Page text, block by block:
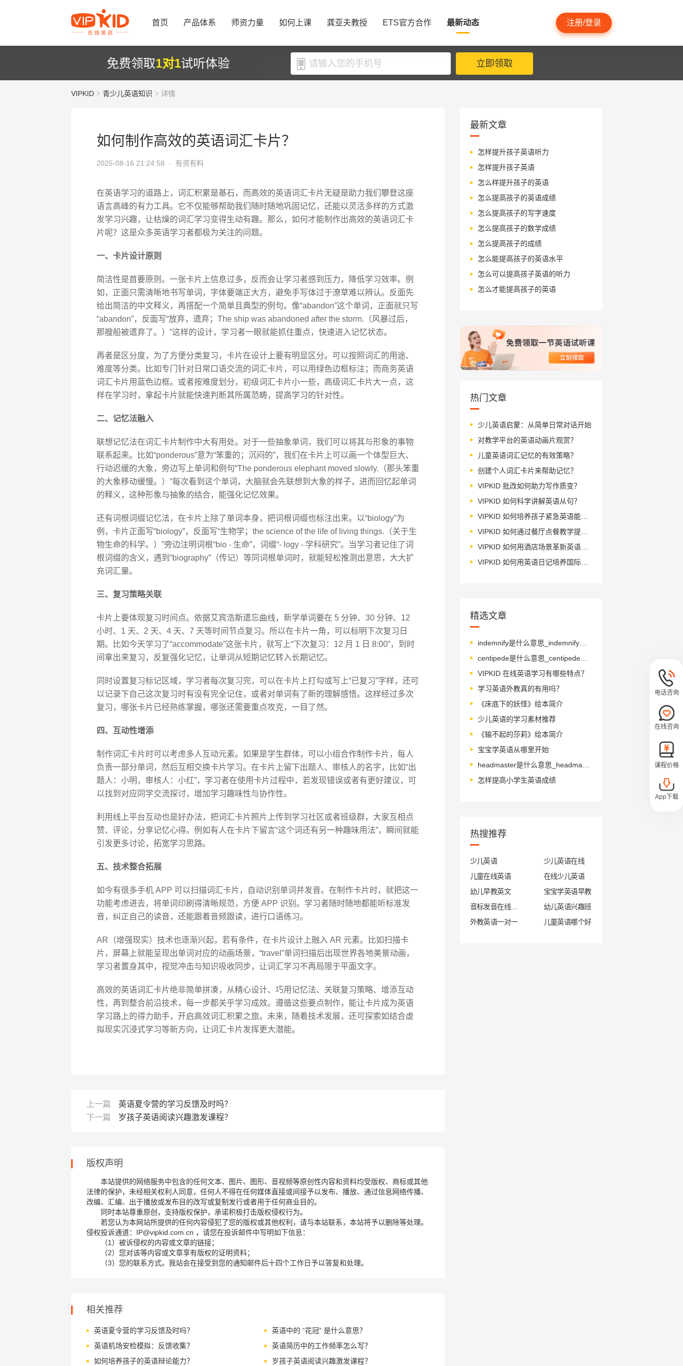
首页 产品体系 师资力量 如何上课 龚亚夫教授 ETS官方合作 最新动态 注册/登录
免费领取1对1试听体验 立即领取
VIPKID 青少儿英语知识 详情
如何制作高效的英语词汇卡片？
2025-08-16 21:24:58 · 有资有料
在英语学习的道路上，词汇积累是基石，而高效的英语词汇卡片无疑是助力我们攀登这座
语言高峰的有力工具。它不仅能够帮助我们随时随地巩固记忆，还能以灵活多样的方式激
发学习兴趣，让枯燥的词汇学习变得生动有趣。那么，如何才能制作出高效的英语词汇卡
片呢？这是众多英语学习者都极为关注的问题。
一、卡片设计原则
简洁性是首要原则。一张卡片上信息过多，反而会让学习者感到压力，降低学习效率。例
如，正面只需清晰地书写单词，字体要端正大方，避免手写体过于潦草难以辨认。反面先
给出简洁的中文释义，再搭配一个简单且典型的例句。像“abandon”这个单词，正面就只写
“abandon”，反面写“放弃，遗弃；The ship was abandoned after the storm.（风暴过后，
那艘船被遗弃了。）”这样的设计，学习者一眼就能抓住重点，快速进入记忆状态。
再者是区分度，为了方便分类复习，卡片在设计上要有明显区分。可以按照词汇的用途、
难度等分类。比如专门针对日常口语交流的词汇卡片，可以用绿色边框标注；而商务英语
词汇卡片用蓝色边框。或者按难度划分，初级词汇卡片小一些，高级词汇卡片大一点，这
样在学习时，拿起卡片就能快速判断其所属范畴，提高学习的针对性。
二、记忆法融入
联想记忆法在词汇卡片制作中大有用处。对于一些抽象单词，我们可以将其与形象的事物
联系起来。比如“ponderous”意为“笨重的；沉闷的”，我们在卡片上可以画一个体型巨大、
行动迟缓的大象，旁边写上单词和例句“The ponderous elephant moved slowly.（那头笨重
的大象移动缓慢。）”每次看到这个单词，大脑就会先联想到大象的样子，进而回忆起单词
的释义，这种形象与抽象的结合，能强化记忆效果。
还有词根词缀记忆法，在卡片上除了单词本身，把词根词缀也标注出来。以“biology”为
例，卡片正面写“biology”，反面写“生物学；the science of the life of living things.（关于生
物生命的科学。）”旁边注明词根“bio - 生命”，词缀“- logy - 学科研究”。当学习者记住了词
根词缀的含义，遇到“biography”（传记）等同词根单词时，就能轻松推测出意思，大大扩
充词汇量。
三、复习策略关联
卡片上要体现复习时间点。依据艾宾浩斯遗忘曲线，新学单词要在 5 分钟、30 分钟、12
小时、1 天、2 天、4 天、7 天等时间节点复习。所以在卡片一角，可以标明下次复习日
期。比如今天学习了“accommodate”这张卡片，就写上“下次复习：12 月 1 日 8:00”，到时
间拿出来复习，反复强化记忆，让单词从短期记忆转入长期记忆。
同时设置复习标记区域，学习者每次复习完，可以在卡片上打勾或写上“已复习”字样，还可
以记录下自己这次复习时有没有完全记住，或者对单词有了新的理解感悟。这样经过多次
复习，哪张卡片已经熟练掌握，哪张还需要重点攻克，一目了然。
四、互动性增添
制作词汇卡片时可以考虑多人互动元素。如果是学生群体，可以小组合作制作卡片，每人
负责一部分单词，然后互相交换卡片学习。在卡片上留下出题人、审核人的名字，比如“出
题人：小明，审核人：小红”，学习者在使用卡片过程中，若发现错误或者有更好建议，可
以找到对应同学交流探讨，增加学习趣味性与协作性。
利用线上平台互动也是好办法，把词汇卡片照片上传到学习社区或者班级群，大家互相点
赞、评论，分享记忆心得。例如有人在卡片下留言“这个词还有另一种趣味用法”，瞬间就能
引发更多讨论，拓宽学习思路。
五、技术整合拓展
如今有很多手机 APP 可以扫描词汇卡片，自动识别单词并发音。在制作卡片时，就把这一
功能考虑进去，将单词印刷得清晰规范，方便 APP 识别。学习者随时随地都能听标准发
音，纠正自己的读音，还能跟着音频跟读，进行口语练习。
AR（增强现实）技术也逐渐兴起，若有条件，在卡片设计上融入 AR 元素。比如扫描卡
片，屏幕上就能呈现出单词对应的动画场景，“travel”单词扫描后出现世界各地美景动画，
学习者置身其中，视觉冲击与知识吸收同步，让词汇学习不再局限于平面文字。
高效的英语词汇卡片绝非简单拼凑，从精心设计、巧用记忆法、关联复习策略、增添互动
性，再到整合前沿技术，每一步都关乎学习成效。遵循这些要点制作，能让卡片成为英语
学习路上的得力助手，开启高效词汇积累之旅。未来，随着技术发展，还可探索如结合虚
拟现实沉浸式学习等新方向，让词汇卡片发挥更大潜能。
上一篇
英语夏令营的学习反馈及时吗？
下一篇
岁孩子英语阅读兴趣激发课程？
版权声明
本站提供的网络服务中包含的任何文本、图片、图形、音视频等原创性内容和资料均受版权、商标或其他
法律的保护，未经相关权利人同意，任何人不得在任何媒体直接或间接予以发布、播放、通过信息网络传播、
改编、汇编、出于播放或发布目的改写或复制发行或者用于任何商业目的。
同时本站尊重原创，支持版权保护，承诺积极打击版权侵权行为。
若您认为本网站所提供的任何内容侵犯了您的版权或其他权利，请与本站联系，本站将予以删除等处理。
侵权投诉通道：IP@vipkid.com.cn ，请您在投诉邮件中写明如下信息：
（1）被诉侵权的内容或文章的链接；
（2）您对该等内容或文章享有版权的证明资料；
（3）您的联系方式。我站会在接受到您的通知邮件后十四个工作日予以答复和处理。
相关推荐
英语夏令营的学习反馈及时吗？
英语中的 “花冠” 是什么意思？
英语机场安检模拟：反馈收集？
英语简历中的工作频率怎么写？
如何培养孩子的英语辩论能力？
岁孩子英语阅读兴趣激发课程？
最新文章
怎样提升孩子英语听力
怎样提升孩子英语
怎么样提升孩子的英语
怎么提高孩子的英语成绩
怎么提高孩子的写字速度
怎么提高孩子的数学成绩
怎么提高孩子的成绩
怎么能提高孩子的英语水平
怎么可以提高孩子英语的听力
怎么才能提高孩子的英语
热门文章
少儿英语启蒙：从简单日常对话开始
对教学平台的英语动画片观赏？
儿童英语词汇记忆的有效策略？
创建个人词汇卡片来帮助记忆？
VIPKID 批改如何助力写作质变？
VIPKID 如何科学讲解英语从句？
VIPKID 如何培养孩子紧急英语能力？
VIPKID 如何通过餐厅点餐教学提升少儿英语应用能力？
VIPKID 如何用酒店场景革新英语教学？
VIPKID 如何用英语日记培养国际化人才？
精选文章
indemnify是什么意思_indemnify怎么读_音标ɪn'demnɪfaɪ
centipede是什么意思_centipede怎么读_音标ˈsentɪpi-d
VIPKID 在线英语学习有哪些特点？
学习英语外教真的有用吗？
《床底下的妖怪》绘本简介
少儿英语的学习素材推荐
《输不起的莎莉》绘本简介
宝宝学英语从哪里开始
怎样提高小学生英语成绩
热搜推荐
少儿英语
少儿英语在线
儿童在线英语
在线少儿英语
幼儿早教英文
宝宝学英语早教
幼儿英语兴趣班
外教英语一对一
儿童英语哪个好
电话咨询
在线咨询
课程价格
App下载